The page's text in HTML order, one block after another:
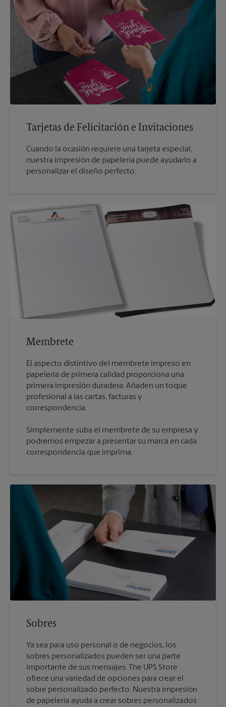
Tarjetas de Felicitación e Invitaciones
Cuando la ocasión requiere una tarjeta especial,
nuestra impresión de papelería puede ayudarlo a
personalizar el diseño perfecto.
Membrete
El aspecto distintivo del membrete impreso en
papelería de primera calidad proporciona una
primera impresión duradera. Añaden un toque
profesional a las cartas, facturas y
Simplemente suba el membrete de su empresa y
podremos empezar a presentar su marca en cada
correspondencia que imprima.
Sobres
Ya sea para uso personal o de negocios, los
sobres personalizados pueden ser una parte
importante de sus mensajes. The UPS Store
ofrece una variedad de opciones para crear el
sobre personalizado perfecto. Nuestra impresión
de papelería ayuda a crear sobres personalizados